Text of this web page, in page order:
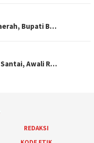
Bupati B…
Santai, Awali R…
REDAKSI